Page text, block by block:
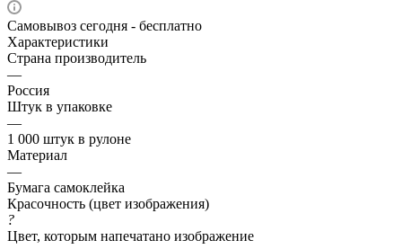
Самовывоз сегодня - бесплатно
Характеристики
Страна производитель
—
Россия
Штук в упаковке
—
1 000 штук в рулоне
Материал
—
Бумага самоклейка
Красочность (цвет изображения)
?
Цвет, которым напечатано изображение